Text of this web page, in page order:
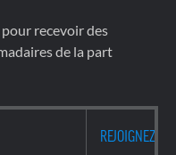
recevoir des
de la part